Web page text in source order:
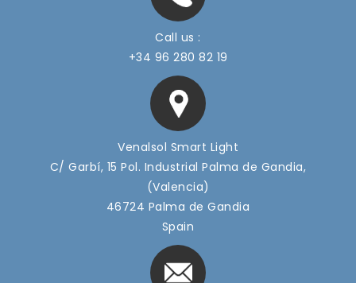
Call us :
+34 96 280 82 19
Venalsol Smart Light
C/ Garbí, 15 Pol. Industrial Palma de Gandia,
(Valencia)
46724 Palma de Gandia
Spain